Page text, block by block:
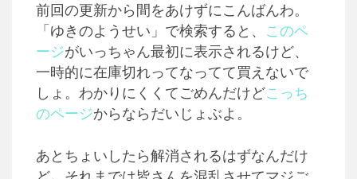
前回の更新から間をあけずにこんばんわ。
「ゆきのようせい」で検索すると、 このペ
ージがいっちゃん最初に表示されるけど、
一時的に在庫切れってなってて買えないで
しょ。わかりにくくてごめんだけどこっち
のページからならだいじょぶよ。
あとちょいしたら解消されるはずなんだけ